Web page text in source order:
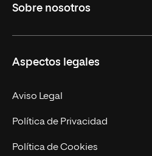
Másteres Oficiales
Másteres Propios
Doctorados
Experto Universitario
Postgrados
Cursos Universitarios
Sobre nosotros
Facultades
Nuestro Equipo
Trabaja en UNIR
Actualidad
Aspectos legales
Aviso Legal
Política de Privacidad
Política de Cookies